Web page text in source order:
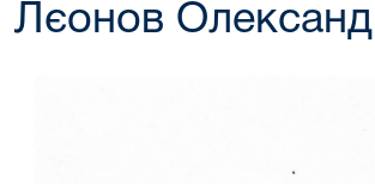
Лєонов